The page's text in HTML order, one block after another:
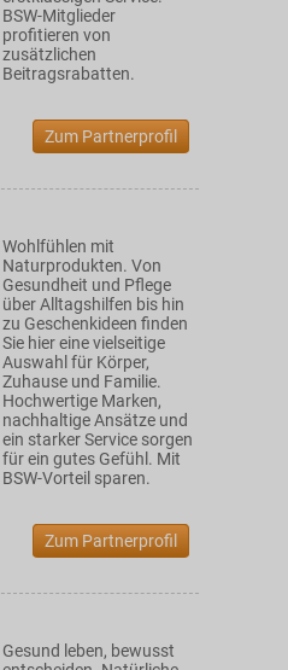
BSW-Mitglieder
profitieren von
zusätzlichen
Beitragsrabatten.
Zum Partnerprofil
Wohlfühlen mit
Naturprodukten. Von
Gesundheit und Pflege
über Alltagshilfen bis hin
zu Geschenkideen finden
Sie hier eine vielseitige
Auswahl für Körper,
Zuhause und Familie.
Hochwertige Marken,
nachhaltige Ansätze und
ein starker Service sorgen
für ein gutes Gefühl. Mit
BSW-Vorteil sparen.
Zum Partnerprofil
Gesund leben, bewusst